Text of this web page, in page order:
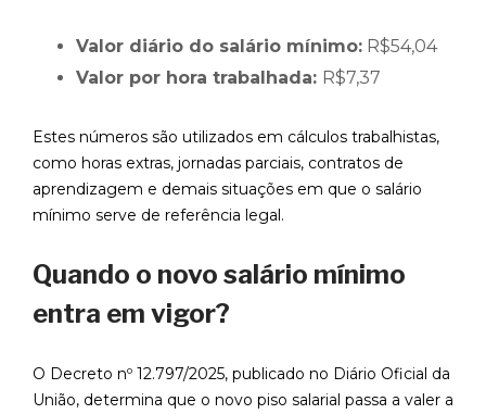
Valor diário do salário mínimo: R$54,04
Valor por hora trabalhada: R$7,37
Estes números são utilizados em cálculos trabalhistas,
como horas extras, jornadas parciais, contratos de
aprendizagem e demais situações em que o salário
mínimo serve de referência legal.
Quando o novo salário mínimo
entra em vigor?
O Decreto nº 12.797/2025, publicado no Diário Oficial da
União, determina que o novo piso salarial passa a valer a